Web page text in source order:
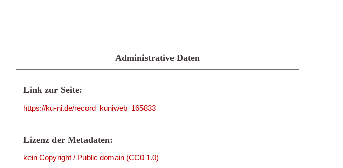
Administrative Daten
Link zur Seite:
https://ku-ni.de/record_kuniweb_165833
Lizenz der Metadaten:
kein Copyright / Public domain (CC0 1.0)